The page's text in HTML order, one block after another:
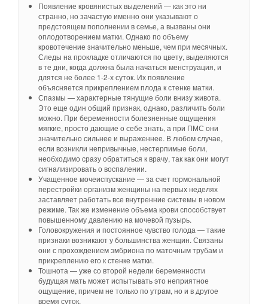
Появление кровянистых выделений — как это ни
странно, но зачастую именно они указывают о
предстоящем пополнении в семье, а вызваны они
оплодотворением матки. Однако по объему
кровотечение значительно меньше, чем при месячных.
Следы на прокладке отличаются по цвету, выделяются
в те дни, когда должна была начаться менструация, и
длятся не более 1-2-х суток. Их появление
объясняется прикреплением плода к стенке матки.
Спазмы — характерные тянущие боли внизу живота.
Это еще один общий признак, однако, различить боли
можно. При беременности болезненные ощущения
мягкие, просто дающие о себе знать, а при ПМС они
значительно сильнее и выраженнее. В любом случае,
если возникли непривычные, нестерпимые боли,
необходимо сразу обратиться к врачу, так как они могут
сигнализировать о воспалении.
Учащенное мочеиспускание — за счет гормональной
перестройки организм женщины на первых неделях
заставляет работать все внутренние системы в новом
режиме. Так же изменение объема крови способствует
повышенному давлению на мочевой пузырь.
Головокружения и постоянное чувство голода — такие
признаки возникают у большинства женщин. Связаны
они с прохождением эмбриона по маточным трубам и
прикреплению его к стенке матки.
Тошнота — уже со второй недели беременности
будущая мать может испытывать это неприятное
ощущение, причем не только по утрам, но и в другое
время суток.